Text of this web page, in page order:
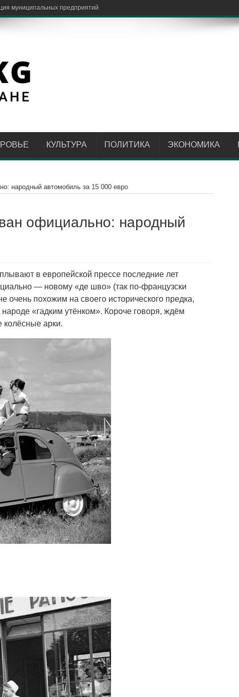
ре
КУЛЬТУРА ПОЛИТИКА ЭКОНОМИКА
народный автомобиль за 15 000 евро
официально: народный
в европейской прессе последние лет
— новому «де шво» (так по-французски
очень похожим на своего исторического предка,
«гадким утёнком». Короче говоря, ждём
арки.